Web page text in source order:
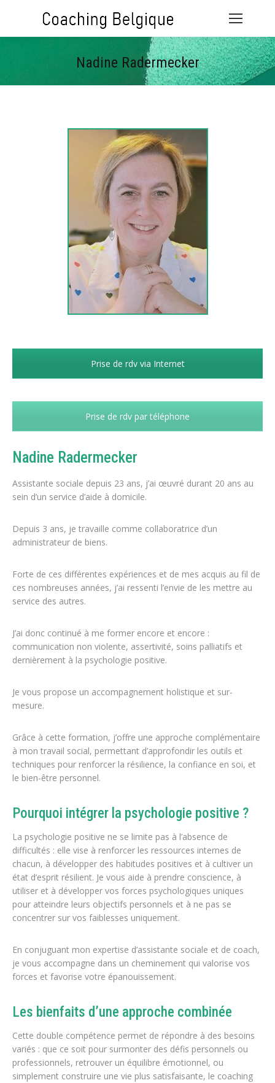
Nadine Radermecker
Vous êtes ici :
Prise de rdv via Internet
Prise de rdv par téléphone
Nadine Radermecker
Assistante sociale depuis 23 ans, j’ai œuvré durant 20 ans au
sein d’un service d’aide à domicile.
Depuis 3 ans, je travaille comme collaboratrice d’un
administrateur de biens.
Forte de ces différentes expériences et de mes acquis au fil de
ces nombreuses années, j’ai ressenti l’envie de les mettre au
service des autres.
J’ai donc continué à me former encore et encore :
communication non violente, assertivité, soins palliatifs et
dernièrement à la psychologie positive.
Je vous propose un accompagnement holistique et sur-
mesure.
Grâce à cette formation, j’offre une approche complémentaire
à mon travail social, permettant d’approfondir les outils et
techniques pour renforcer la résilience, la confiance en soi, et
le bien-être personnel.
Pourquoi intégrer la psychologie positive ?
La psychologie positive ne se limite pas à l’absence de
difficultés : elle vise à renforcer les ressources internes de
chacun, à développer des habitudes positives et à cultiver un
état d’esprit résilient. Je vous aide à prendre conscience, à
utiliser et à développer vos forces psychologiques uniques
pour atteindre leurs objectifs personnels et à ne pas se
concentrer sur vos faiblesses uniquement.
En conjuguant mon expertise d’assistante sociale et de coach,
je vous accompagne dans un cheminement qui valorise vos
forces et favorise votre épanouissement.
Les bienfaits d’une approche combinée
Cette double compétence permet de répondre à des besoins
variés : que ce soit pour surmonter des défis personnels ou
professionnels, retrouver un équilibre émotionnel, ou
simplement construire une vie plus satisfaisante, le coaching